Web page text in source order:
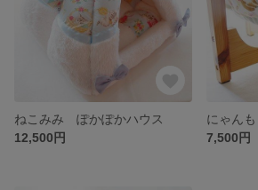
ねこみみ ぽかぽかハウス
12,500円
にゃん
7,500円